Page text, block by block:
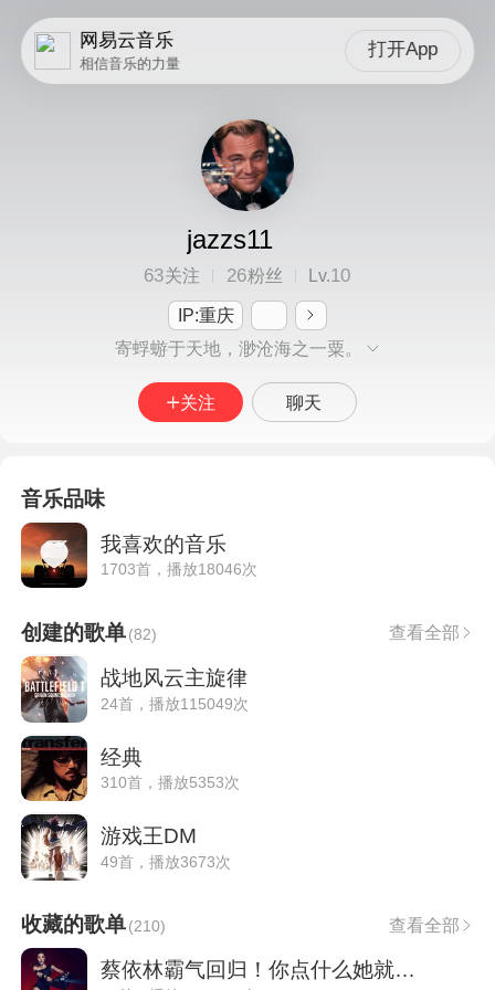
网易云音乐
相信音乐的力量
打开App
jazzs11
63关注 26粉丝 Lv.10
IP:重庆
寄蜉蝣于天地，渺沧海之一粟。
关注 聊天
音乐品味
我喜欢的音乐
1703首，播放18046次
创建的歌单(82) 查看全部
战地风云主旋律
24首，播放115049次
经典
310首，播放5353次
游戏王DM
49首，播放3673次
收藏的歌单(210) 查看全部
蔡依林霸气回归！你点什么她就唱什么！